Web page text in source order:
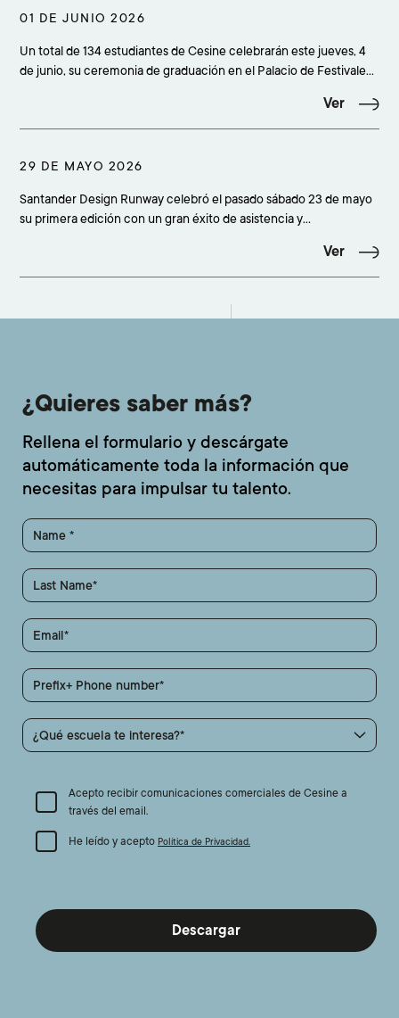
01 DE JUNIO 2026
Un total de 134 estudiantes de Cesine celebrarán este jueves, 4
de junio, su ceremonia de graduación en el Palacio de Festivales
reunirá a más de 500 personas entre alumnado, familiares,
amigos, profesorado, equipo académico
Ver
29 DE MAYO 2026
Santander Design Runway celebró el pasado sábado 23 de mayo
su primera edición con un gran éxito de asistencia y
concesionario Adarsa Mercedes-Benz de Santander. La cita
confirmó el interés creciente por la moda emergente y cons
Ver
¿Quieres saber más?
Rellena el formulario y descárgate
automáticamente toda la información que
necesitas para impulsar tu talento.
Name
Last Name
Email
Prefix+ Phone number
¿Qué escuela te interesa?
Acepto recibir comunicaciones comerciales de Cesine a
través del email.
He leído y acepto Política de Privacidad.